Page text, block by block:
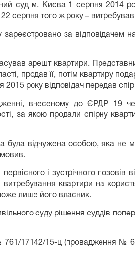
суд м. Києва 1 серпня 2014
серпня того ж року –
за відповідачем
арешт квартири.
продав її, потім квартиру
2015 року відповідач передав
внесеному до ЄРДР 19
за якою продали спірну
була відчужена особою, яка не
і зустрічного
квартири на
лише його власник.
суду рішення суддів
761/17142/15-ц (провадження №